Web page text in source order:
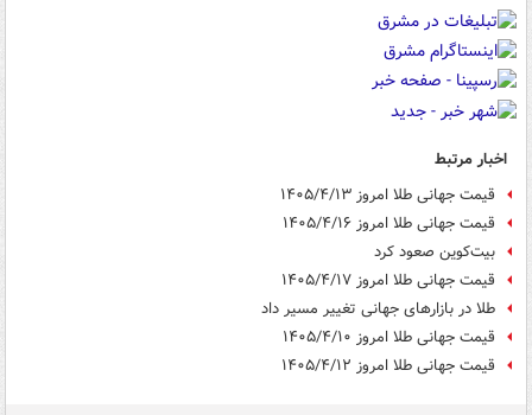
اخبار مرتبط
قیمت جهانی طلا امروز ۱۴۰۵/۴/۱۳
قیمت جهانی طلا امروز ۱۴۰۵/۴/۱۶
بیت‌کوین صعود کرد
قیمت جهانی طلا امروز ۱۴۰۵/۴/۱۷
طلا در بازارهای جهانی تغییر مسیر داد
قیمت جهانی طلا امروز ۱۴۰۵/۴/۱۰
قیمت جهانی طلا امروز ۱۴۰۵/۴/۱۲